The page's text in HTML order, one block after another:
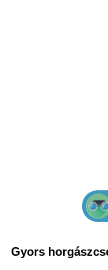
segítséget
Ps: Tudja,
követheti a
Kérjük,
Gyors